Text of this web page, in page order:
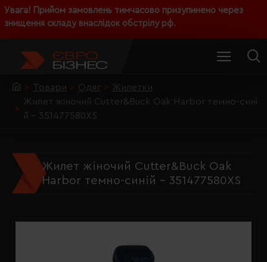
Увага! Прийом замовлень тимчасово призупинено через
знищення складу внаслідок обстрілу рф.
Товари Одяг
Жилетки
Жилет жіночий Cutter&Buck Oak Harbor темно-сині
й - 351477580XS
Жилет жіночий Cutter&Buck Oak
Harbor темно-синій - 351477580XS